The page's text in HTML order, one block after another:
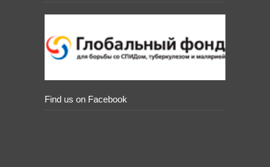
Find us on Facebook